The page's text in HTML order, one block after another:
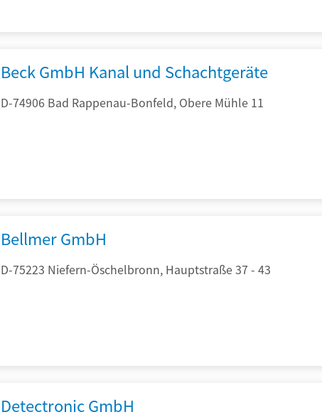
Beck GmbH Kanal und Schachtgeräte
D-74906 Bad Rappenau-Bonfeld, Obere Mühle 11
Bellmer GmbH
D-75223 Niefern-Öschelbronn, Hauptstraße 37 - 43
Detectronic GmbH